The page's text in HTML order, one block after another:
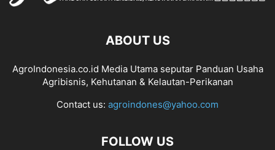
ABOUT US
AgroIndonesia.co.id Media Utama seputar Panduan Usaha
Agribisnis, Kehutanan & Kelautan-Perikanan
Contact us: agroindones@yahoo.com
FOLLOW US